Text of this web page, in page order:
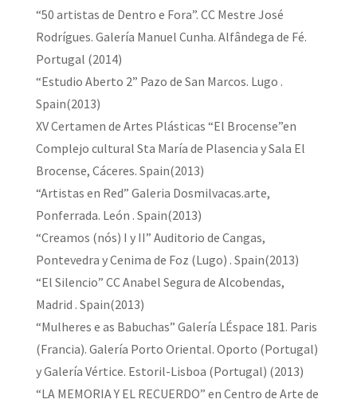
“50 artistas de Dentro e Fora”. CC Mestre José
Rodrígues. Galería Manuel Cunha. Alfândega de Fé.
Portugal (2014)
“Estudio Aberto 2” Pazo de San Marcos. Lugo .
Spain(2013)
XV Certamen de Artes Plásticas “El Brocense”en
Complejo cultural Sta María de Plasencia y Sala El
Brocense, Cáceres. Spain(2013)
“Artistas en Red” Galeria Dosmilvacas.arte,
Ponferrada. León . Spain(2013)
“Creamos (nós) I y II” Auditorio de Cangas,
Pontevedra y Cenima de Foz (Lugo) . Spain(2013)
“El Silencio” CC Anabel Segura de Alcobendas,
Madrid . Spain(2013)
“Mulheres e as Babuchas” Galería LÉspace 181. Paris
(Francia). Galería Porto Oriental. Oporto (Portugal)
y Galería Vértice. Estoril-Lisboa (Portugal) (2013)
“LA MEMORIA Y EL RECUERDO” en Centro de Arte de